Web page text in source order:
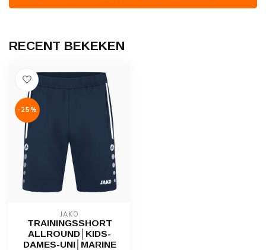
RECENT BEKEKEN
-25%
JAKO
TRAININGSSHORT
ALLROUND│KIDS-
DAMES-UNI│MARINE